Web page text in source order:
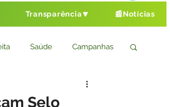
Transparência🔽 📰Notícias
Saúde Campanhas
Cultura e Esporte
Selo